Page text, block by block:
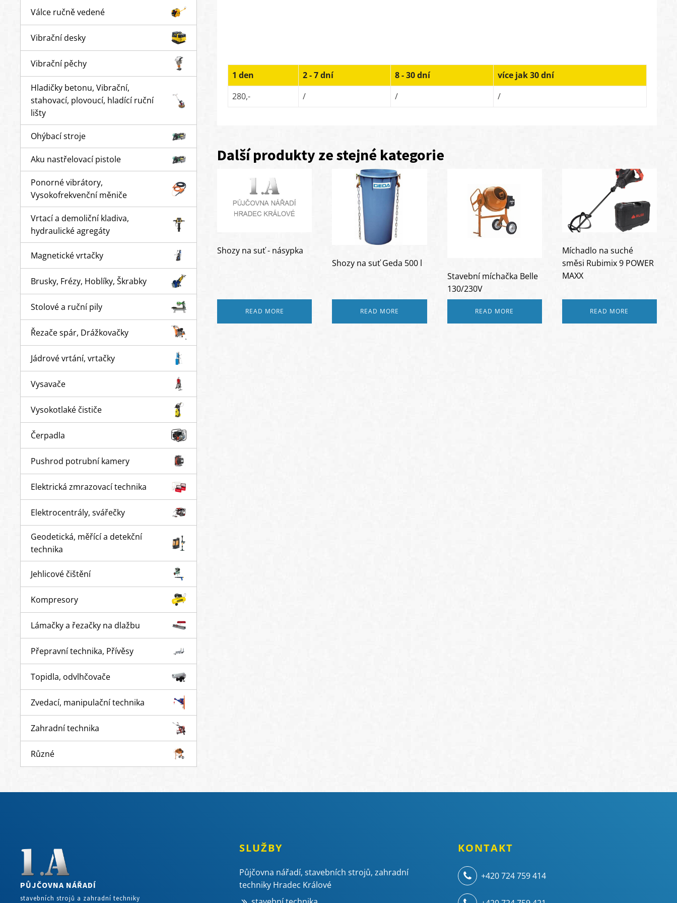
Válce ručně vedené
Vibrační desky
Vibrační pěchy
Hladičky betonu, Vibrační,
stahovací, plovoucí, hladící ruční
lišty
Ohýbací stroje
Aku nastřelovací pistole
Ponorné vibrátory,
Vysokofrekvenční měniče
Vrtací a demoliční kladiva,
hydraulické agregáty
Magnetické vrtačky
Brusky, Frézy, Hoblíky, Škrabky
Stolové a ruční pily
Řezače spár, Drážkovačky
Jádrové vrtání, vrtačky
Vysavače
Vysokotlaké čističe
Čerpadla
Pushrod potrubní kamery
Elektrická zmrazovací technika
Elektrocentrály, svářečky
Geodetická, měřící a detekční
technika
Jehlicové čištění
Kompresory
Lámačky a řezačky na dlažbu
Přepravní technika, Přívěsy
Topidla, odvlhčovače
Zvedací, manipulační technika
Zahradní technika
Různé
1 den 2 - 7 dní 8 - 30 dní
více jak 30 dní
280,-
/ / /
Další produkty ze stejné kategorie
Shozy na suť - násypka
READ MORE
Shozy na suť Geda 500 l
READ MORE
Stavební míchačka Belle
130/230V
READ MORE
Míchadlo na suché
směsi Rubimix 9 POWER
MAXX
READ MORE
PŮJČOVNA NÁŘADÍ
stavebních strojů a zahradní techniky
SLUŽBY
Půjčovna nářadí, stavebních strojů, zahradní
techniky Hradec Králové
KONTAKT
+420 724 759 414